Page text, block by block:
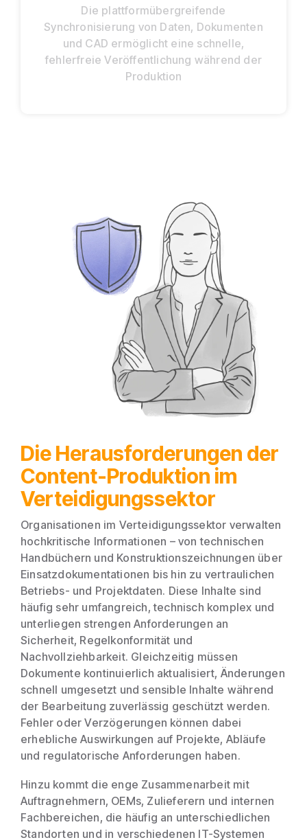
Die plattformübergreifende
Synchronisierung von Daten, Dokumenten
und CAD ermöglicht eine schnelle,
fehlerfreie Veröffentlichung während der
Produktion
Die Herausforderungen der
Content-Produktion im
Verteidigungssektor
Organisationen im Verteidigungssektor verwalten
hochkritische Informationen – von technischen
Handbüchern und Konstruktionszeichnungen über
Einsatzdokumentationen bis hin zu vertraulichen
Betriebs- und Projektdaten. Diese Inhalte sind
häufig sehr umfangreich, technisch komplex und
unterliegen strengen Anforderungen an
Sicherheit, Regelkonformität und
Nachvollziehbarkeit. Gleichzeitig müssen
Dokumente kontinuierlich aktualisiert, Änderungen
schnell umgesetzt und sensible Inhalte während
der Bearbeitung zuverlässig geschützt werden.
Fehler oder Verzögerungen können dabei
erhebliche Auswirkungen auf Projekte, Abläufe
und regulatorische Anforderungen haben.
Hinzu kommt die enge Zusammenarbeit mit
Auftragnehmern, OEMs, Zulieferern und internen
Fachbereichen, die häufig an unterschiedlichen
Standorten und in verschiedenen IT-Systemen